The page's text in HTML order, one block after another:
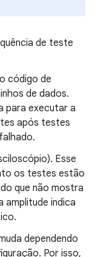
de teste
código de
de dados.
para executar a
após testes
Esse
os testes estão
que não mostra
amplitude indica
dependendo
Por isso,